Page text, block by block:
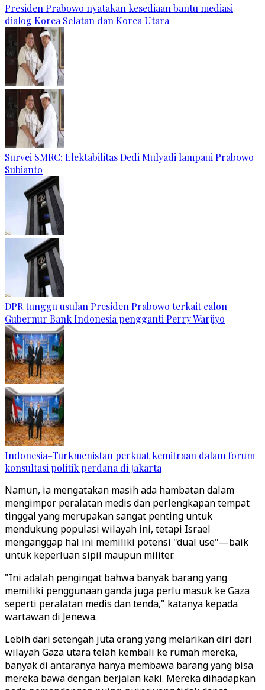
Presiden Prabowo nyatakan kesediaan bantu mediasi
dialog Korea Selatan dan Korea Utara
Survei SMRC: Elektabilitas Dedi Mulyadi lampaui Prabowo
Subianto
DPR tunggu usulan Presiden Prabowo terkait calon
Gubernur Bank Indonesia pengganti Perry Warjiyo
Indonesia–Turkmenistan perkuat kemitraan dalam forum
konsultasi politik perdana di Jakarta
Namun, ia mengatakan masih ada hambatan dalam
mengimpor peralatan medis dan perlengkapan tempat
tinggal yang merupakan sangat penting untuk
mendukung populasi wilayah ini, tetapi Israel
menganggap hal ini memiliki potensi "dual use"—baik
untuk keperluan sipil maupun militer.
"Ini adalah pengingat bahwa banyak barang yang
memiliki penggunaan ganda juga perlu masuk ke Gaza
seperti peralatan medis dan tenda," katanya kepada
wartawan di Jenewa.
Lebih dari setengah juta orang yang melarikan diri dari
wilayah Gaza utara telah kembali ke rumah mereka,
banyak di antaranya hanya membawa barang yang bisa
mereka bawa dengan berjalan kaki. Mereka dihadapkan